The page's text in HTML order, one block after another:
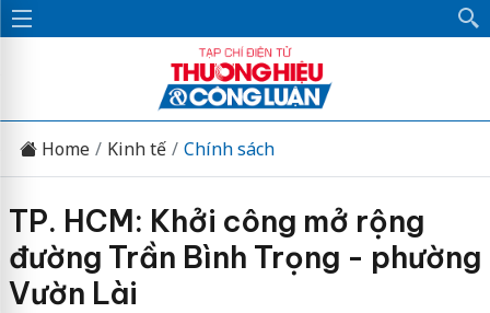
Home Kinh tế Chính sách
TP. HCM: Khởi công mở rộng
đường Trần Bình Trọng - phường
Vườn Lài